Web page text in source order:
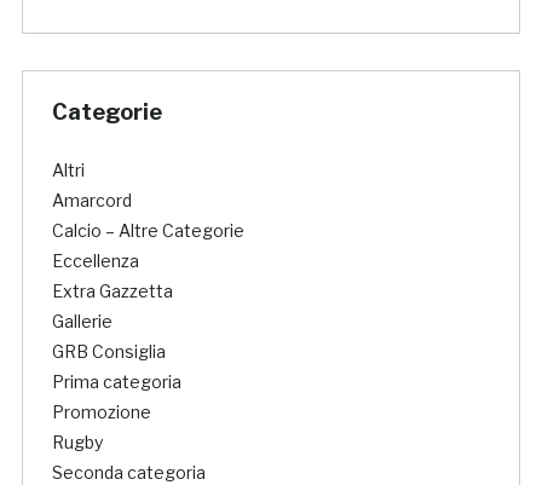
Categorie
Altri
Amarcord
Calcio – Altre Categorie
Eccellenza
Extra Gazzetta
Gallerie
GRB Consiglia
Prima categoria
Promozione
Rugby
Seconda categoria